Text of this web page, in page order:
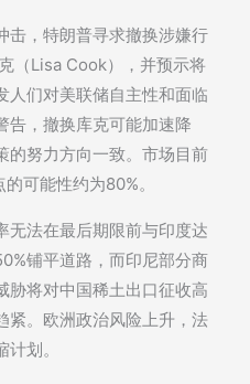
击，特朗普寻求撤换涉嫌行
（Lisa Cook），并预示将
人们对美联储自主性和面临
告，撤换库克可能加速降
的努力方向一致。市场目前
可能性约为80%。
无法在最后期限前与印度达
铺平道路，而印尼部分商
胁将对中国稀土出口征收高
紧。欧洲政治风险上升，法
划。